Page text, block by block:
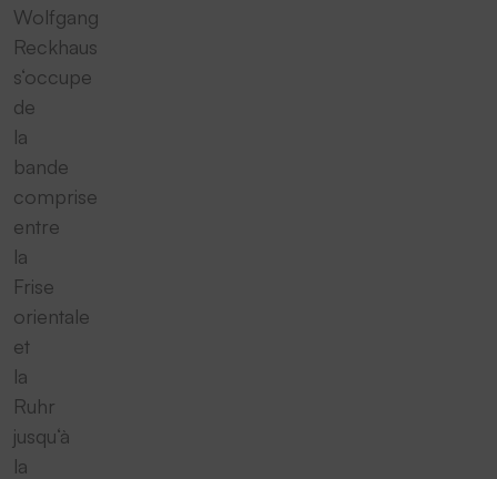
Wolfgang
Reckhaus
s‘occupe
de
la
bande
comprise
entre
la
Frise
orientale
et
la
Ruhr
jusqu‘à
la